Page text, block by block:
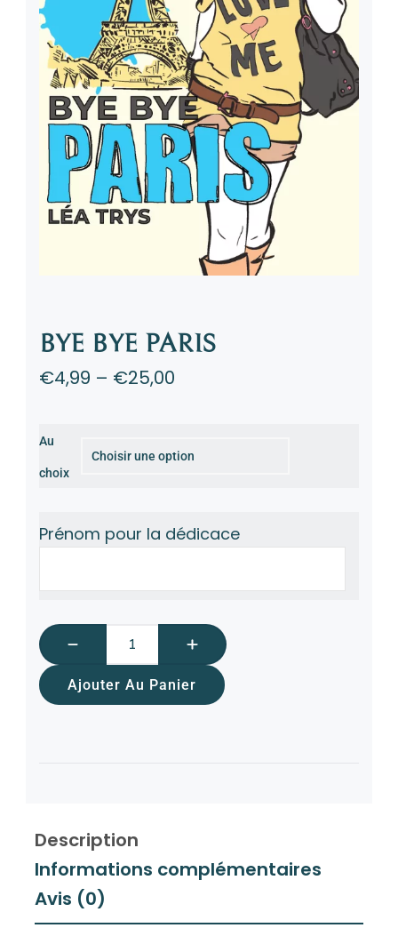
BYE BYE PARIS
€4,99 – €25,00
Au
choix
Prénom pour la dédicace
Ajouter Au Panier
Description
Informations complémentaires
Avis (0)